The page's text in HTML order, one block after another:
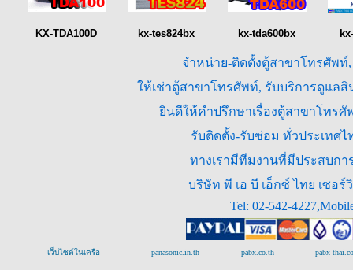
KX-TDA100D kx-tes824bx kx-tda600bx
จำหน่าย-ติดตั้งตู้สาขาโทรศัพ
ให้เช่าตู้สาขาโทรศัพท์, รับบริการดูแล
ยินดีให้คำปรึกษาเรื่องตู้สาขาโทร
รับติดตั้ง-รับซ่อม ทั่วประเทศ
ทางเรามีทีมงานที่มีประสบกา
บริษัท พี เอ บี เอ็กซ์ ไทย เซอ
Tel: 02-542-
เว็บไซต์ในเครือ panasonic.in.th pabx.co.th pabx